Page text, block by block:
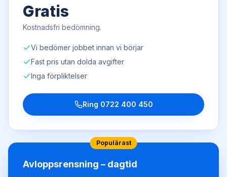
Gratis
Kostnadsfri bedömning.
Vi bedömer jobbet innan vi börjar
Fast pris utan dolda avgifter
Inga förpliktelser
Ring 0722 400 450
Populärast
Avloppsrensning – dagtid